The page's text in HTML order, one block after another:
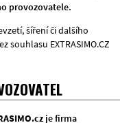
provozovatele.
šíření či dalšího
EXTRASIMO.CZ
je firma